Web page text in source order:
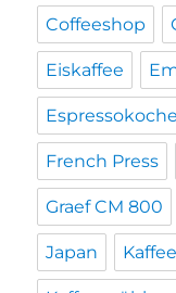
Coffeeshop
Eiskaffee
French Press
Graef CM 800
Japan Kaffee